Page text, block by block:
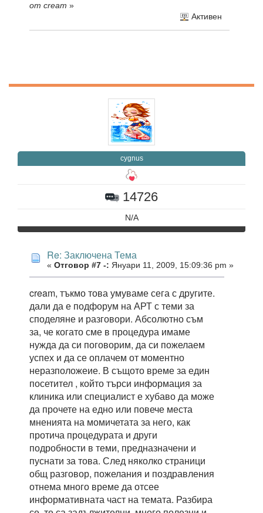
от cream »
Активен
cygnus
14726
N/A
Re: Заключена Тема
« Отговор #7 -: Януари 11, 2009, 15:09:36 pm »
cream, тъкмо това умуваме сега с другите.
дали да е подфорум на АРТ с теми за
споделяне и разговори. Абсолютно съм
за, че когато сме в процедура имаме
нужда да си поговорим, да си пожелаем
успех и да се оплачем от моментно
неразположеие. В същото време за един
посетител , който търси информация за
клиника или специалист е хубаво да може
да прочете на едно или повече места
мненията на момичетата за него, как
протича процедурата и други
подробности в теми, предназначени и
пуснати за това. След няколко страници
общ разговор, пожелания и поздравления
отнема много време да отсее
информативната част на темата. Разбира